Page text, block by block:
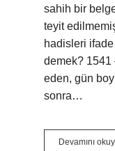
sahih bir
teyit
hadisleri
demek? 1541
eden, gün
sonra…
Devamını